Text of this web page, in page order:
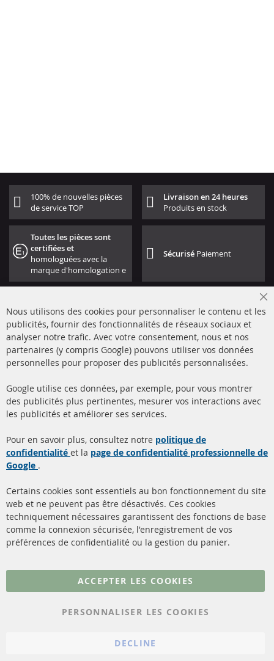
100% de nouvelles pièces
de service TOP
Livraison en 24 heures
Produits en stock
Toutes les pièces sont
certifiées et
homologuées avec la
marque d'homologation e
Sécurisé Paiement
+49 (0) 4533 799000
info@contra-automotive.de
facebook
instagram
Filtres à particules diesel
(FPD)
Catalyseur (CAT)
Capteurs
Matériel de montage
à propos de nous
livraison
Contact
Résilier le contrat
Plus de liens
Conditions générales
Nous utilisons des cookies pour personnaliser le contenu et les
publicités, fournir des fonctionnalités de réseaux sociaux et
analyser notre trafic. Avec votre consentement, nous et nos
partenaires (y compris Google) pouvons utiliser vos données
personnelles pour proposer des publicités personnalisées.
Google utilise ces données, par exemple, pour vous montrer
des publicités plus pertinentes, mesurer vos interactions avec
les publicités et améliorer ses services.
Pour en savoir plus, consultez notre politique de
confidentialité et la page de confidentialité professionnelle de
Google .
Certains cookies sont essentiels au bon fonctionnement du site
web et ne peuvent pas être désactivés. Ces cookies
techniquement nécessaires garantissent des fonctions de base
comme la connexion sécurisée, l'enregistrement de vos
préférences de confidentialité ou la gestion du panier.
ACCEPTER LES COOKIES
PERSONNALISER LES COOKIES
DECLINE